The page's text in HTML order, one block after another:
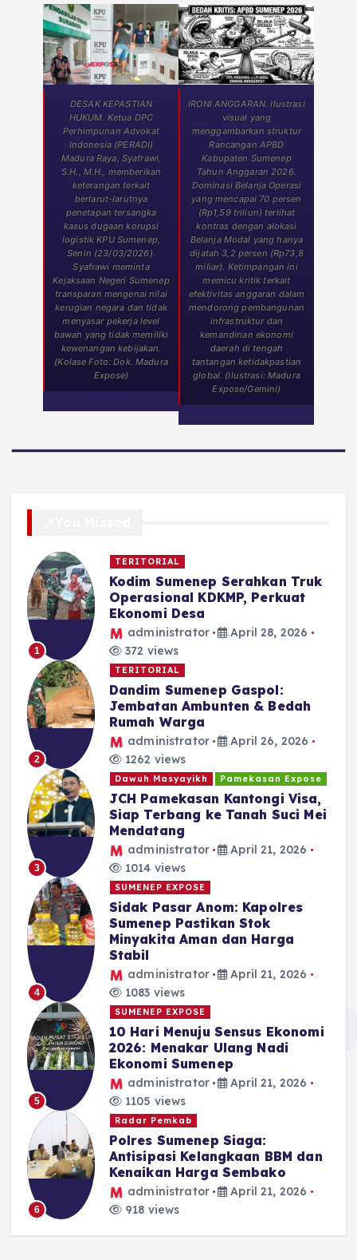
DESAK KEPASTIAN
HUKUM. Ketua DPC
Perhimpunan Advokat
Indonesia (PERADI)
Madura Raya, Syafrawi,
S.H., M.H., memberikan
keterangan terkait
berlarut-larutnya
penetapan tersangka
kasus dugaan korupsi
logistik KPU Sumenep,
Senin (23/03/2026).
Syafrawi meminta
Kejaksaan Negeri Sumenep
transparan mengenai nilai
kerugian negara dan tidak
menyasar pekerja level
bawah yang tidak memiliki
kewenangan kebijakan.
(Kolase Foto: Dok. Madura
Expose)
IRONI ANGGARAN. Ilustrasi
visual yang
menggambarkan struktur
Rancangan APBD
Kabupaten Sumenep
Tahun Anggaran 2026.
Dominasi Belanja Operasi
yang mencapai 70 persen
(Rp1,59 triliun) terlihat
kontras dengan alokasi
Belanja Modal yang hanya
dijatah 3,2 persen (Rp73,8
miliar). Ketimpangan ini
memicu kritik terkait
efektivitas anggaran dalam
mendorong pembangunan
infrastruktur dan
kemandirian ekonomi
daerah di tengah
tantangan ketidakpastian
global. (Ilustrasi: Madura
Expose/Gemini)
1
TERITORIAL
Kodim Sumenep Serahkan Truk
Operasional KDKMP, Perkuat
Ekonomi Desa
administrator
April 28, 2026
372 views
2
TERITORIAL
Dandim Sumenep Gaspol:
Jembatan Ambunten & Bedah
Rumah Warga
administrator
April 26, 2026
1262 views
3
Dawuh Masyayikh Pamekasan Expose
JCH Pamekasan Kantongi Visa,
Siap Terbang ke Tanah Suci Mei
Mendatang
administrator
April 21, 2026
1014 views
4
SUMENEP EXPOSE
Sidak Pasar Anom: Kapolres
Sumenep Pastikan Stok
Minyakita Aman dan Harga
Stabil
administrator
April 21, 2026
1083 views
5
SUMENEP EXPOSE
10 Hari Menuju Sensus Ekonomi
2026: Menakar Ulang Nadi
Ekonomi Sumenep
administrator
April 21, 2026
1105 views
6
Radar Pemkab
Polres Sumenep Siaga:
Antisipasi Kelangkaan BBM dan
Kenaikan Harga Sembako
administrator
April 21, 2026
918 views